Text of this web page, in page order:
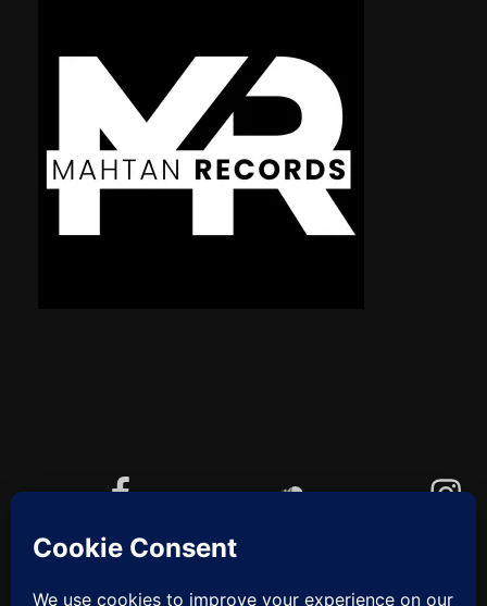
YouTube
Cookie-Richtlinie (EU)